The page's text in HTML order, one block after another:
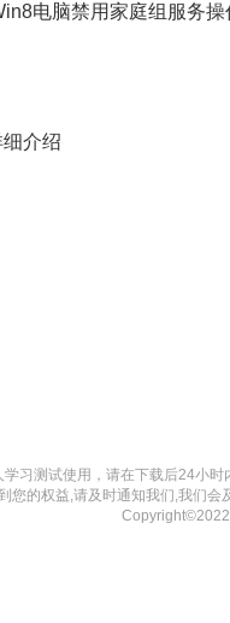
电脑禁用家庭组服务操
介绍
习测试使用，请在下载后24小
您的权益,请及时通知我们,我们